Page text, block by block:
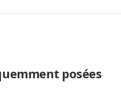
posées